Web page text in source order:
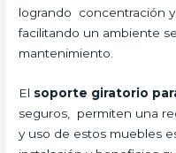
logrando concentración
facilitando un ambiente
mantenimiento.
El soporte giratorio
seguros, permiten una
y uso de estos muebles